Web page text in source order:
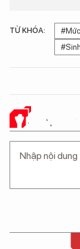
TỪ KHÓA:
Ý KIẾN